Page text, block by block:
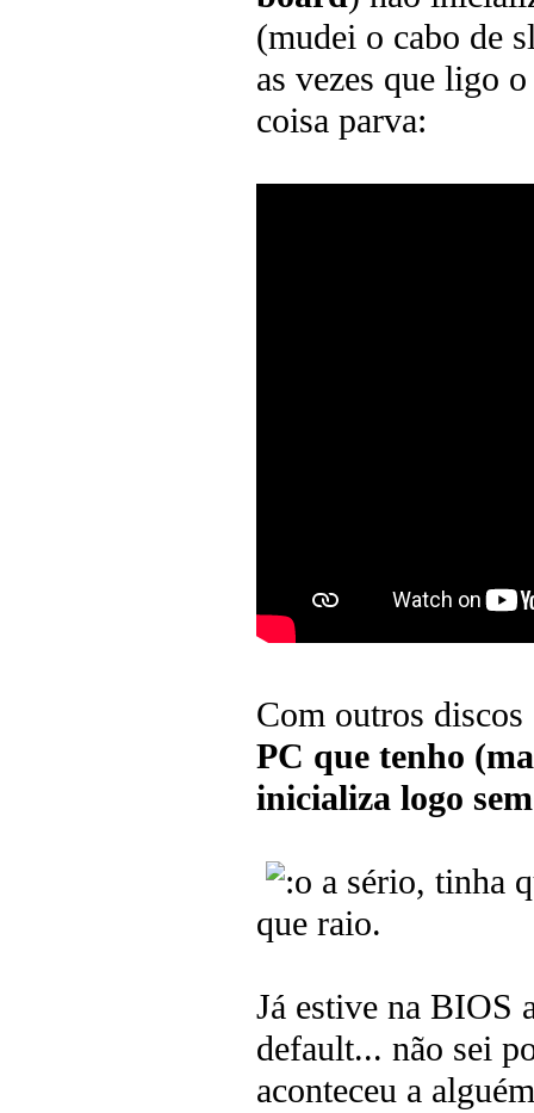
(mudei o cabo de
as vezes que ligo
coisa parva:
Com outros
PC que tenho
inicializa logo
a sério, tinha
que raio.
Já estive na BIOS
default... não sei
aconteceu a